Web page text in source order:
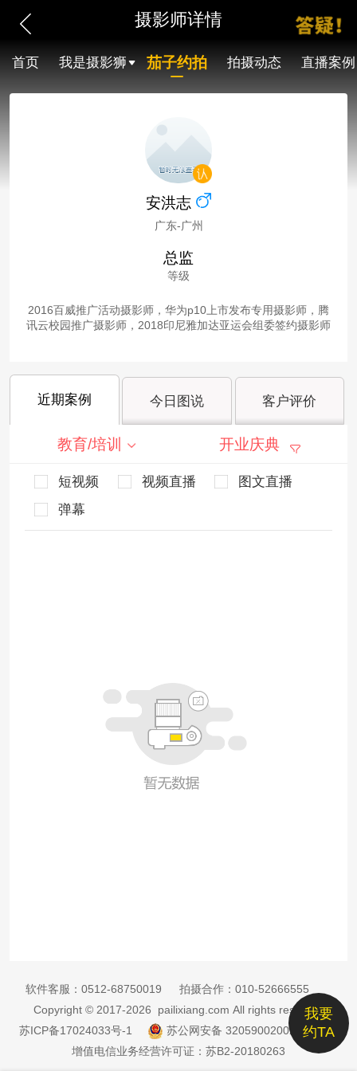
摄影师详情
首页 我是摄影狮 茄子约拍 拍摄动态 直播案例
安洪志
广东-广州
总监
等级
2016百威推广活动摄影师，华为p10上市发布专用摄影师，腾
讯云校园推广摄影师，2018印尼雅加达亚运会组委签约摄影师
近期案例 今日图说 客户评价
教育/培训 开业庆典
短视频 视频直播
图文直播
弹幕
我要
约TA
软件客服： 0512-68750019 拍摄合作： 010-52666555
Copyright © 2017-2026 pailixiang.com All rights reserved
苏ICP备17024033号-1
苏公网安备 32059002002885号
增值电信业务经营许可证：苏B2-20180263